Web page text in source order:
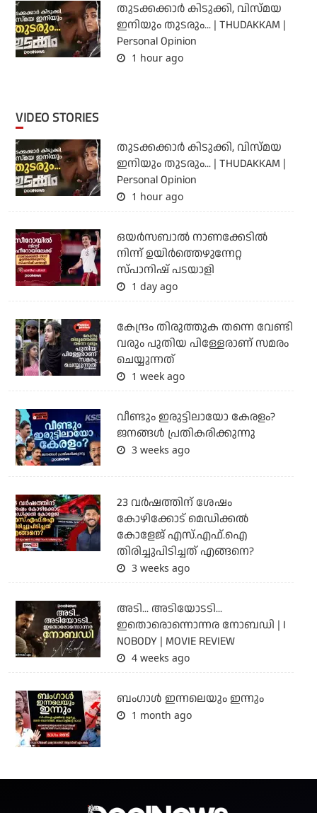
തുടക്കക്കാര്‍ കിടുക്കി, വിസ്മയ
ഇനിയും തുടരും... | THUDAKKAM |
Personal Opinion
1 hour ago
VIDEO STORIES
തുടക്കക്കാര്‍ കിടുക്കി, വിസ്മയ
ഇനിയും തുടരും... | THUDAKKAM |
Personal Opinion
1 hour ago
ഒയര്‍സബാൽ നാണക്കേടിൽ
നിന്ന് ഉയിർത്തെഴുന്നേറ്റ
സ്പാനിഷ് പടയാളി
1 day ago
കേന്ദ്രം തിരുത്തുക തന്നെ വേണ്ടി
വരും പുതിയ പിള്ളേരാണ് സമരം
ചെയ്യുന്നത്
1 week ago
വീണ്ടും ഇരുട്ടിലായോ കേരളം?
ജനങ്ങൾ പ്രതികരിക്കുന്നു
3 weeks ago
23 വർഷത്തിന് ശേഷം
കോഴിക്കോട് മെഡിക്കൽ
കോളേജ് എസ്.എഫ്.ഐ
തിരിച്ചുപിടിച്ചത് എങ്ങനെ?
3 weeks ago
അടി... അടിയോടടി...
ഇതൊരൊന്നൊന്നര നോബഡി | I
NOBODY | MOVIE REVIEW
4 weeks ago
ബംഗാള്‍ ഇന്നലെയും ഇന്നും
1 month ago